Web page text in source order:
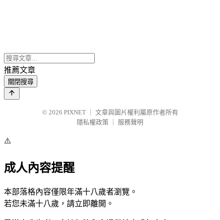
推薦文章
關閉搜尋
© 2026 PIXNET
文章與圖片權利屬原作者所有
隱私權政策
服務聲明
⚠️
成人內容提醒
本部落格內容僅限年滿十八歲者瀏覽。
若您未滿十八歲，請立即離開。